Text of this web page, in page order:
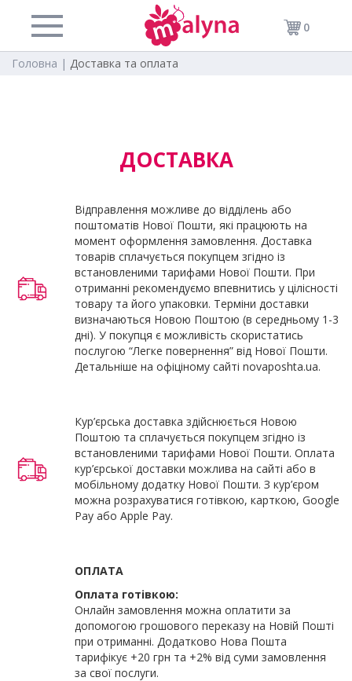
0
Головна | Доставка та оплата
ДОСТАВКА
Відправлення можливе до відділень або
поштоматів Нової Пошти, які працюють на
момент оформлення замовлення. Доставка
товарів сплачується покупцем згідно із
встановленими тарифами Нової Пошти. При
отриманні рекомендуємо впевнитись у цілісності
товару та його упаковки. Терміни доставки
визначаються Новою Поштою (в середньому 1-3
дні). У покупця є можливість скористатись
послугою “Легке повернення” від Нової Пошти.
Детальніше на офіціному сайті novaposhta.ua.
Кур’єрська доставка здійснюється Новою
Поштою та сплачується покупцем згідно із
встановленими тарифами Нової Пошти. Оплата
кур’єрської доставки можлива на сайті або в
мобільному додатку Нової Пошти. З кур’єром
можна розрахуватися готівкою, карткою, Google
Pay або Apple Pay.
ОПЛАТА
Оплата готівкою:
Онлайн замовлення можна оплатити за
допомогою грошового переказу на Новій Пошті
при отриманні. Додатково Нова Пошта
тарифікує +20 грн та +2% від суми замовлення
за свої послуги.